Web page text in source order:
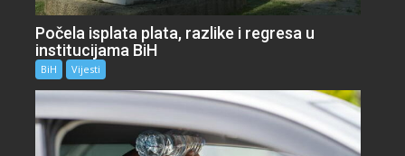
Počela isplata plata, razlike i regresa u
institucijama BiH
BiH Vijesti